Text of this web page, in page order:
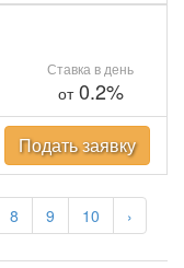
8 9 10 ›
Ставка в день
от0.2%
Подать заявку